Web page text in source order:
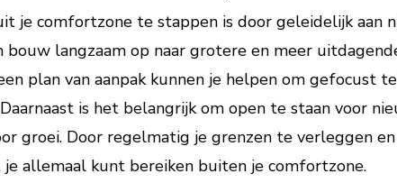
je comfortzone te stappen is door geleidelijk aan
bouw langzaam op naar grotere en meer
plan van aanpak kunnen je helpen om gefocust
is het belangrijk om open te staan voor
groei. Door regelmatig je grenzen te verleggen
allemaal kunt bereiken buiten je comfortzone.